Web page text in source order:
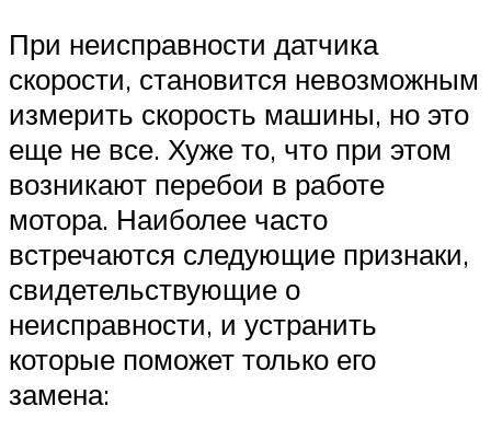
При неисправности датчика
скорости, становится невозможным
измерить скорость машины, но это
еще не все. Хуже то, что при этом
возникают перебои в работе
мотора. Наиболее часто
встречаются следующие признаки,
свидетельствующие о
неисправности, и устранить
которые поможет только его
замена: